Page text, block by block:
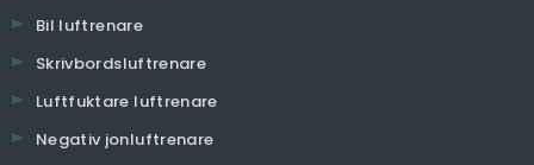
Bil luftrenare
Skrivbordsluftrenare
Luftfuktare luftrenare
Negativ jonluftrenare